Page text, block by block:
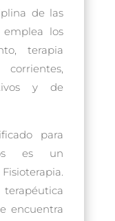
de las
los
terapia
y de
para
es un
encuentra